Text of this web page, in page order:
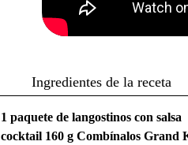
Ingredientes de la receta
1 paquete de langostinos con salsa
cocktail 160 g Combínalos Grand